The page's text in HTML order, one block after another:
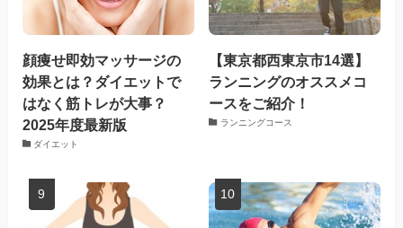
顔痩せ即効マッサージの
効果とは？ダイエットで
はなく筋トレが大事？
2025年度最新版
ダイエット
【東京都西東京市14選】
ランニングのオススメコ
ースをご紹介！
ランニングコース